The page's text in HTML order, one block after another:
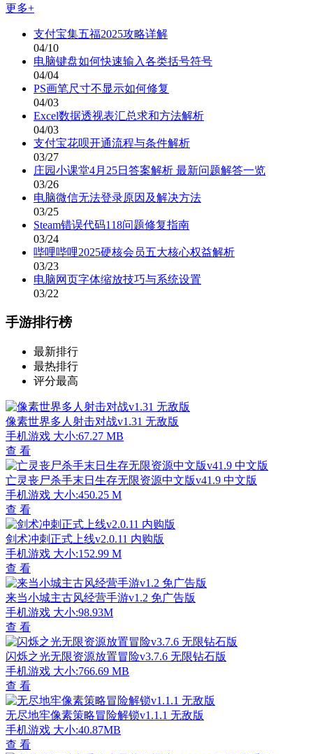
更多+
支付宝集五福2025攻略详解
04/10
电脑键盘如何快速输入各类括号符号
04/04
PS画笔尺寸不显示如何修复
04/03
Excel数据透视表汇总求和方法解析
04/03
支付宝花呗开通流程与条件解析
03/27
庄园小课堂4月25日答案解析 最新问题解答一览
03/26
电脑微信无法登录原因及解决方法
03/25
Steam错误代码118问题修复指南
03/24
哔哩哔哩2025硬核会员五大核心权益解析
03/23
电脑网页字体缩放技巧与系统设置
03/22
手游排行榜
最新排行
最热排行
评分最高
像素世界多人射击对战v1.31 无敌版
手机游戏 大小:67.27 MB
查 看
亡灵丧尸杀手末日生存无限资源中文版v41.9 中文版
手机游戏 大小:450.25 M
查 看
剑术冲刺正式上线v2.0.11 内购版
手机游戏 大小:152.99 M
查 看
来当小城主古风经营手游v1.2 免广告版
手机游戏 大小:98.93M
查 看
闪烁之光无限资源放置冒险v3.7.6 无限钻石版
手机游戏 大小:766.69 MB
查 看
无尽地牢像素策略冒险解锁v1.1.1 无敌版
手机游戏 大小:40.87MB
查 看